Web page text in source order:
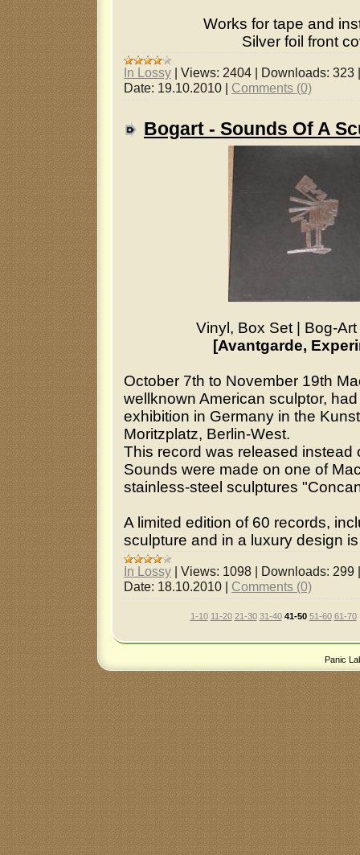
Works for tape and
Silver foil front
In Lossy Views: 2404 Downloads: 323
Date: 19.10.2010 Comments (0)
Bogart - Sounds Of A
Vinyl, Box Set| Bog-Art
[Avantgarde,
October 7th to November 19th
wellknown American sculptor,
exhibition in Germany in the
Moritzplatz, Berlin-West.
This record was released instead
Sounds were made on one of
stainless-steel sculptures
A limited edition of 60 records,
sculpture and in a luxury design
In Lossy Views: 1098 Downloads: 299
Date: 18.10.2010 Comments (0)
1-10 11-20 21-30 31-40 41-50 51-60 61-70
Panic